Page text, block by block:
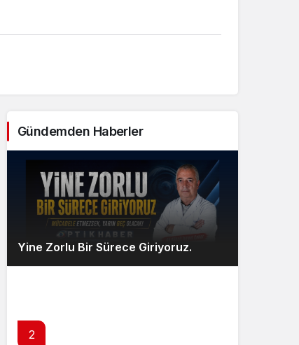
Sistem modunu seçin.
Gündemden Haberler
Yine Zorlu Bir Sürece Giriyoruz.
2